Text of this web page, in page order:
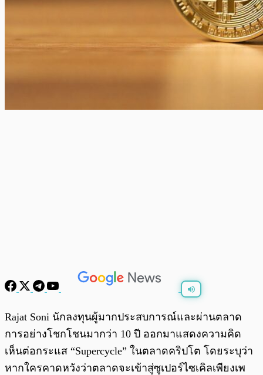
พร้อมเล่น 0:00
Rajat Soni นักลงทุนผู้มากประสบการณ์และผ่านตลาด
การอย่างโชกโชนมากว่า 10 ปี ออกมาแสดงความคิด
เห็นต่อกระแส “Supercycle” ในตลาดคริปโต โดยระบุว่า
หากใครคาดหวังว่าตลาดจะเข้าสู่ซูเปอร์ไซเคิลเพียงเพ